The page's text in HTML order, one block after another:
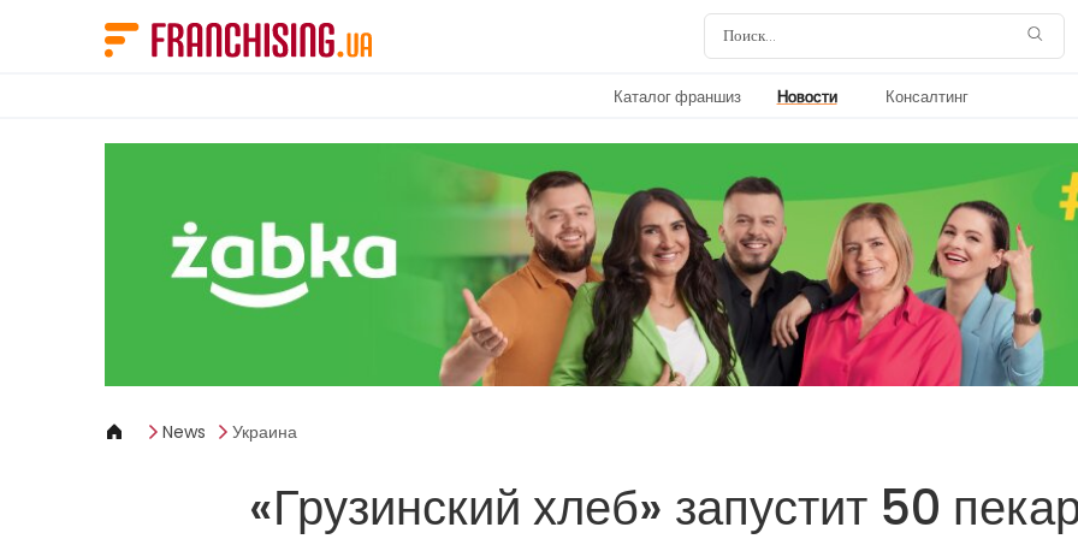
Каталог франшиз Новости Консалтинг
News Украина
«Грузинский хлеб» запустит 50